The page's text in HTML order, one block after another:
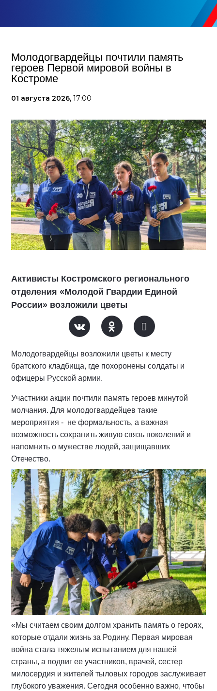
Молодогвардейцы почтили память
героев Первой мировой войны в
Костроме
01 августа 2026, 17:00
Активисты Костромского регионального
отделения «Молодой Гвардии Единой
России» возложили цветы
Молодогвардейцы возложили цветы к месту
братского кладбища, где похоронены солдаты и
офицеры Русской армии.
Участники акции почтили память героев минутой
молчания. Для молодогвардейцев такие
мероприятия - не формальность, а важная
возможность сохранить живую связь поколений и
напомнить о мужестве людей, защищавших
Отечество.
«Мы считаем своим долгом хранить память о героях,
которые отдали жизнь за Родину. Первая мировая
война стала тяжелым испытанием для нашей
страны, а подвиг ее участников, врачей, сестер
милосердия и жителей тыловых городов заслуживает
глубокого уважения. Сегодня особенно важно, чтобы